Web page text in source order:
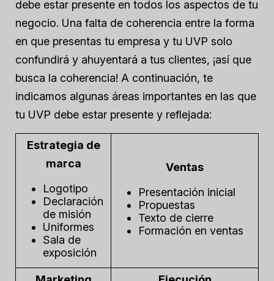
debe estar presente en todos los aspectos de tu
negocio. Una falta de coherencia entre la forma
en que presentas tu empresa y tu UVP solo
confundirá y ahuyentará a tus clientes, ¡así que
busca la coherencia! A continuación, te
indicamos algunas áreas importantes en las que
tu UVP debe estar presente y reflejada:
Estrategia de
marca
Logotipo
Declaración
de misión
Uniformes
Sala de
exposición
Ventas
Presentación inicial
Propuestas
Texto de cierre
Formación en ventas